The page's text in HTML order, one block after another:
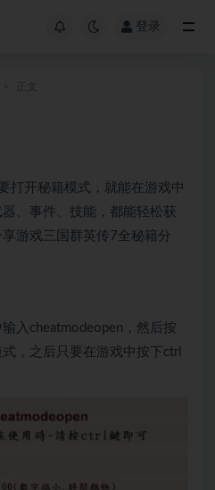
登录
打开秘籍模式，就能在游戏中
、事件、技能，都能轻松获
游戏三国群英传7全秘籍分
入cheatmodeopen，然后按
，之后只要在游戏中按下ctrl